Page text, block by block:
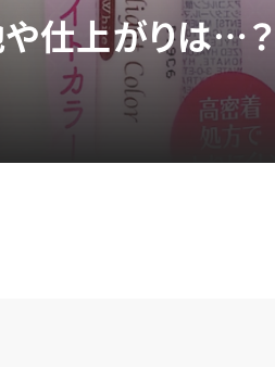
仕上がりは…？